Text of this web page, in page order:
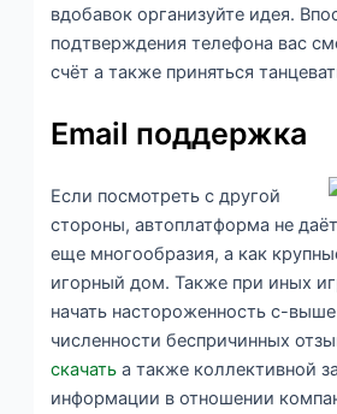
вдобавок организуйте идея.
подтверждения телефона вас
счёт а также приняться
Email поддержка
Если посмотреть с другой
стороны, автоплатформа не
еще многообразия, а как
игорный дом. Также при иных
начать настороженность с-
численности беспричинных
скачать а также коллективной
информации в отношении